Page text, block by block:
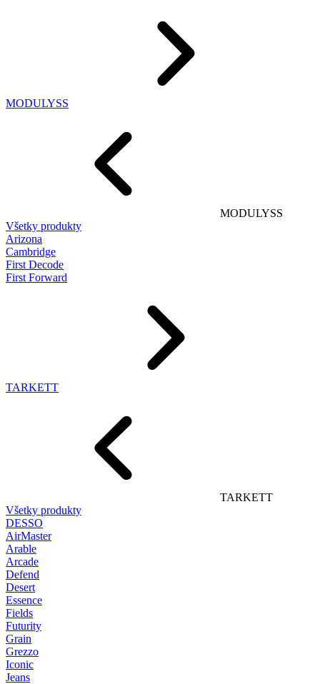
MODULYSS
MODULYSS
Všetky produkty
Arizona
Cambridge
First Decode
First Forward
TARKETT
TARKETT
Všetky produkty
DESSO
AirMaster
Arable
Arcade
Defend
Desert
Essence
Fields
Futurity
Grain
Grezzo
Iconic
Jeans